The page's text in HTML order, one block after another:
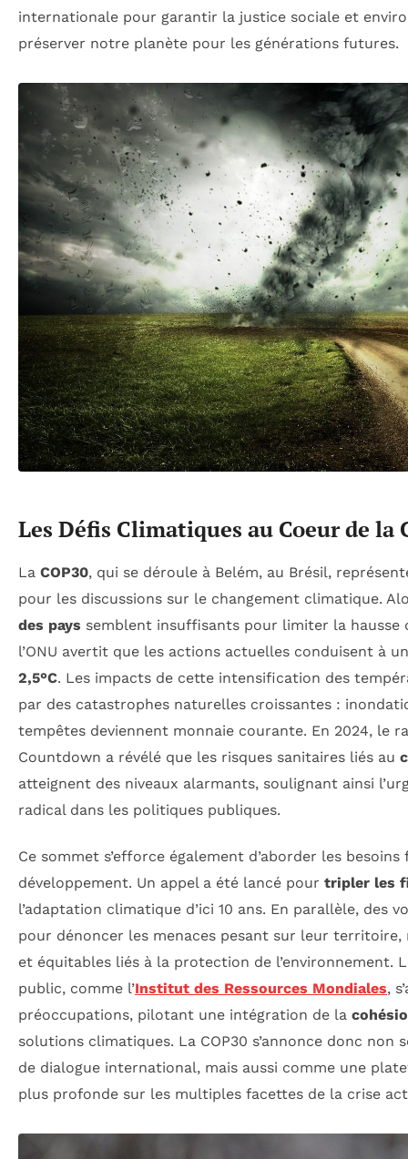
internationale pour garantir la justice sociale et
préserver notre planète pour les générations futures.
Les Défis Climatiques au Coeur de la
La COP30, qui se déroule à Belém, au Brésil,
pour les discussions sur le changement climatique.
des pays semblent insuffisants pour limiter la hausse
l’ONU avertit que les actions actuelles conduisent à
2,5°C. Les impacts de cette intensification des
par des catastrophes naturelles croissantes :
tempêtes deviennent monnaie courante. En 2024, le
Countdown a révélé que les risques sanitaires liés au
atteignent des niveaux alarmants, soulignant ainsi
radical dans les politiques publiques.
Ce sommet s’efforce également d’aborder les
développement. Un appel a été lancé pour tripler les
l’adaptation climatique d’ici 10 ans. En parallèle, des
pour dénoncer les menaces pesant sur leur territoire,
et équitables liés à la protection de l’environnement.
public, comme l’Institut des Ressources Mondiales,
préoccupations, pilotant une intégration de la
solutions climatiques. La COP30 s’annonce donc non
de dialogue international, mais aussi comme une
plus profonde sur les multiples facettes de la crise